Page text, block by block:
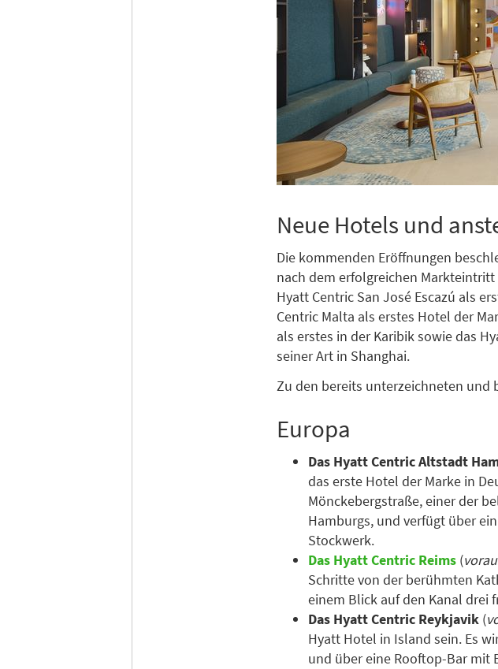
Neue Hotels und
Die kommenden Eröffnungen
nach dem erfolgreichen
Hyatt Centric San José Escazú als
Centric Malta als erstes Hotel der
als erstes in der Karibik sowie das
seiner Art in Shanghai.
Zu den bereits unterzeichneten und
Europa
Das Hyatt Centric Altstadt
das erste Hotel der Marke in
Mönckebergstraße, einer der
Hamburgs, und verfügt über
Stockwerk.
Das Hyatt Centric Reims (
Schritte von der berühmten
einem Blick auf den Kanal drei
Das Hyatt Centric Reykjavik (
Hyatt Hotel in Island sein. Es
und über eine Rooftop-Bar mit